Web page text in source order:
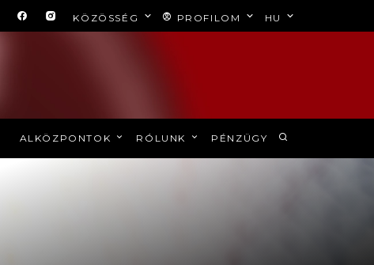
KÖZÖSSÉG PROFILOM HU
ALKÖZPONTOK RÓLUNK PÉNZÜGY